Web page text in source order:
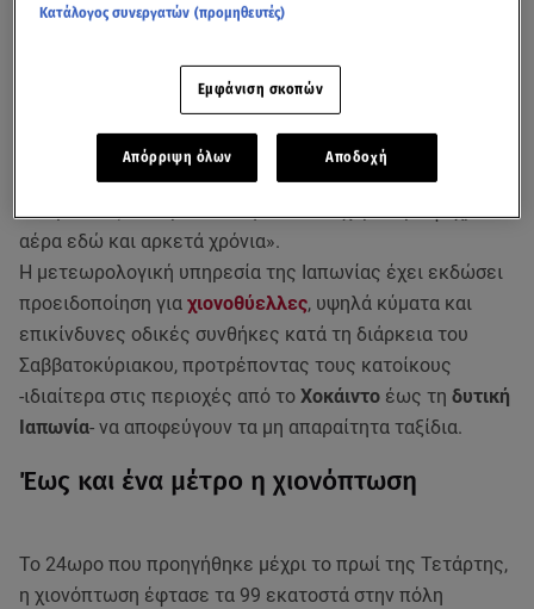
Βαρύ χιόνι προβλέπεται να επηρεάσει το Χοκάιντο και
τις περιοχές κατά μήκος των ακτών της Θάλασσας της
Ιαπωνίας μέχρι την Κυριακή. Αυτό ανακοίνωσε η
Μετεωρολογική Υπηρεσία της Ιαπωνίας την Τετάρτη,
εκτιμώντας ότι πρόκειται για «τον ισχυρότερο ψυχρό
αέρα εδώ και αρκετά χρόνια».
Η μετεωρολογική υπηρεσία της Ιαπωνίας έχει εκδώσει
προειδοποίηση για χιονοθύελλες, υψηλά κύματα και
επικίνδυνες οδικές συνθήκες κατά τη διάρκεια του
Σαββατοκύριακου, προτρέποντας τους κατοίκους
-ιδιαίτερα στις περιοχές από το Χοκάιντο έως τη δυτική
Ιαπωνία- να αποφεύγουν τα μη απαραίτητα ταξίδια.
Έως και ένα μέτρο η χιονόπτωση
Το 24ωρο που προηγήθηκε μέχρι το πρωί της Τετάρτης,
η χιονόπτωση έφτασε τα 99 εκατοστά στην πόλη
Κατάλογος συνεργατών (προμηθευτές)
Εμφάνιση σκοπών
Απόρριψη όλων Αποδοχή